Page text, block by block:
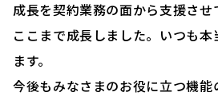
成長を契約業務の面から支援さ
ここまで成長しました。いつも
ます。
今後もみなさまのお役に立つ機能